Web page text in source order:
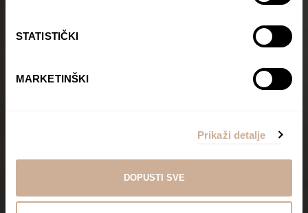
STATISTIČKI
MARKETINŠKI
Prikaži detalje
DOPUSTI SVE